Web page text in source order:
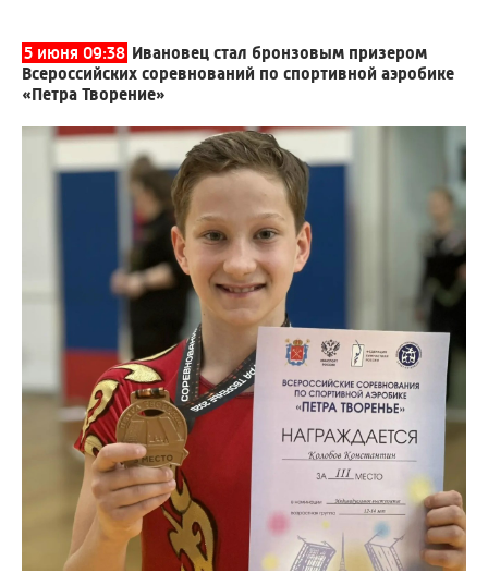
5 июня 09:38 Ивановец стал бронзовым призером
Всероссийских соревнований по спортивной аэробике
«Петра Творение»